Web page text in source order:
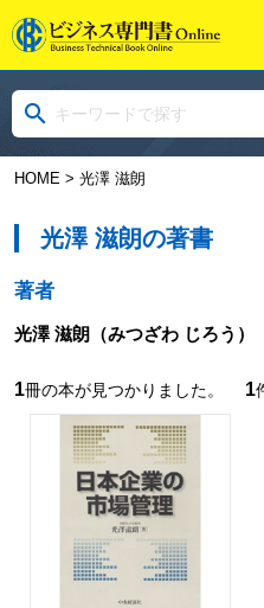
HOME> 光澤 滋朗
光澤 滋朗の著書
著者
光澤 滋朗 （みつざわ じろう）
1冊の本が見つかりました。 1